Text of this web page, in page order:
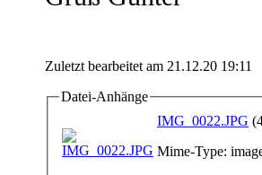
Zuletzt bearbeitet am 21.12.20 19:11
Datei-Anhänge
IMG_0022.JPG
Mime-Type: